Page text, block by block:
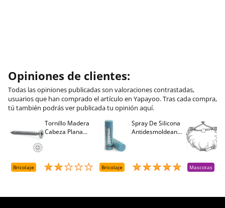
Opiniones de clientes:
Todas las opiniones publicadas son valoraciones contrastadas,
usuarios que han comprado el artículo en Yapayoo. Tras cada compra,
tú también podrás ver publicada tu opinión aquí.
Tornillo Madera
Cabeza Plana
Bricolaje
Spray De Silicona
Antidesmoldeante
Bricolaje Mascotas